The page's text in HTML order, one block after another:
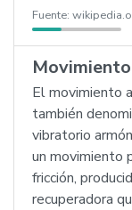
Fuente:
El movimiento
también
vibratorio
un movimiento
fricción,
recuperadora